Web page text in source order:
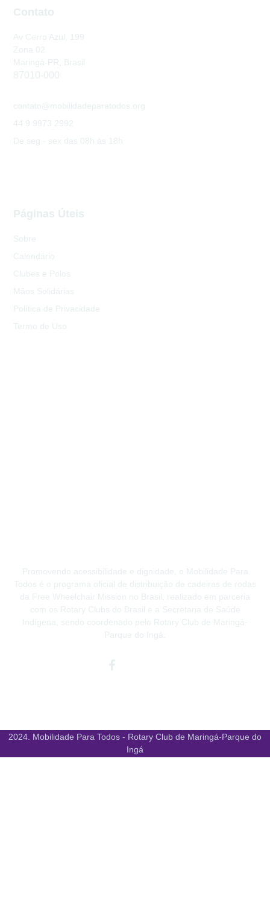
Promovendo acessibilidade e dignidade, o Mobilidade Para
Todos é o programa oficial de distribuição de cadeiras de rodas
da Free Wheelchair Mission no Brasil, realizado em parceria
com os Rotary Clubs do Brasil e a Secretaria de Saúde
Indígena, sendo coordenado pelo Rotary Club de Maringá-
Parque do Ingá.
Facebook-
Páginas Úteis
Sobre
Calendário
Clubes e Polos
Mãos Solidárias
Política de Privacidade
Termo de Uso
Contato
Av Cerro Azul, 199
Zona 02
Maringá-PR, Brasil
87010-000
contato@mobilidadeparatodos.org
44 9 9973 2992
De seg - sex das 08h às 18h
2024. Mobilidade Para Todos - Rotary Club de Maringá-Parque do
Ingá